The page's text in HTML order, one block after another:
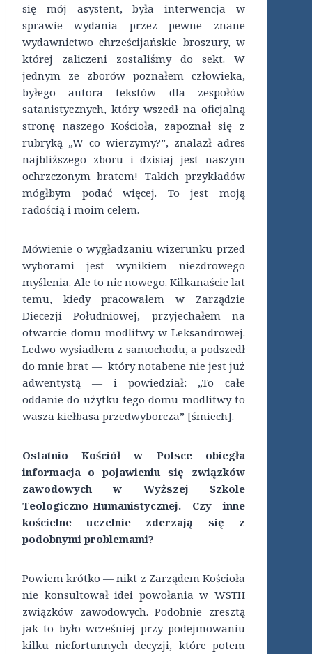
się mój asystent, była interwencja w
sprawie wydania przez pewne znane
wydawnictwo chrześcijańskie broszury, w
której zaliczeni zostaliśmy do sekt. W
jednym ze zborów poznałem człowieka,
byłego autora tekstów dla zespołów
satanistycznych, który wszedł na oficjalną
stronę naszego Kościoła, zapoznał się z
rubryką „W co wierzymy?”, znalazł adres
najbliższego zboru i dzisiaj jest naszym
ochrzczonym bratem! Takich przykładów
mógłbym podać więcej. To jest moją
radością i moim celem.
Mówienie o wygładzaniu wizerunku przed
wyborami jest wynikiem niezdrowego
myślenia. Ale to nic nowego. Kilkanaście lat
temu, kiedy pracowałem w Zarządzie
Diecezji Południowej, przyjechałem na
otwarcie domu modlitwy w Leksandrowej.
Ledwo wysiadłem z samochodu, a podszedł
do mnie brat — który notabene nie jest już
adwentystą — i powiedział: „To całe
oddanie do użytku tego domu modlitwy to
wasza kiełbasa przedwyborcza” [śmiech].
Ostatnio Kościół w Polsce obiegła
informacja o pojawieniu się związków
zawodowych w Wyższej Szkole
Teologiczno-Humanistycznej. Czy inne
kościelne uczelnie zderzają się z
podobnymi problemami?
Powiem krótko — nikt z Zarządem Kościoła
nie konsultował idei powołania w WSTH
związków zawodowych. Podobnie zresztą
jak to było wcześniej przy podejmowaniu
kilku niefortunnych decyzji, które potem